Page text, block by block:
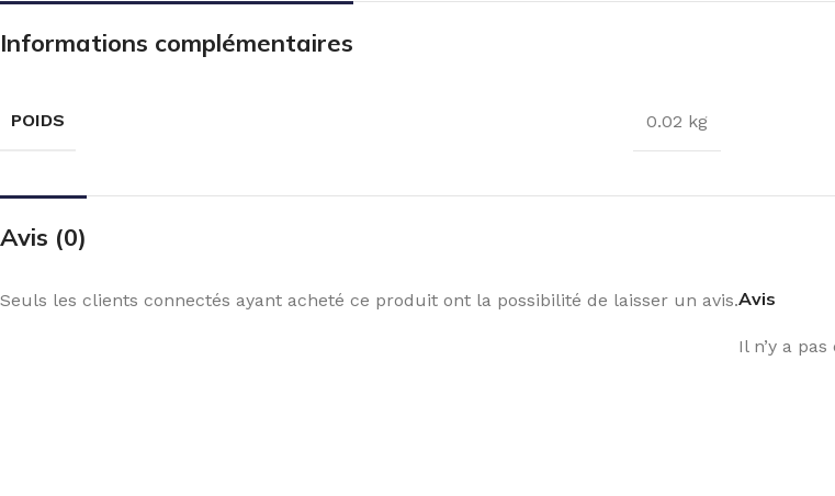
Informations complémentaires
POIDS 0.02 kg
Avis (0)
Avis
Il n’y a pas
Seuls les clients connectés ayant acheté ce produit ont la possibilité de laisser un avis.